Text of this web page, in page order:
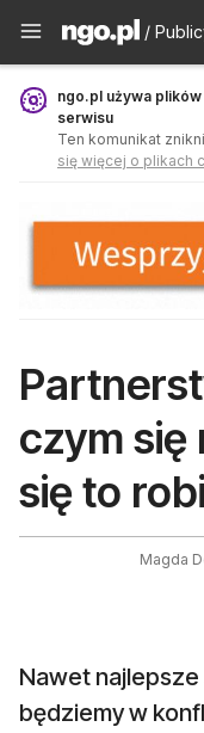
/
ngo.pl używa
serwisu
Ten komunikat
się więcej o plikach
czym się
się to
Magda
Nawet najlepsze
będziemy w